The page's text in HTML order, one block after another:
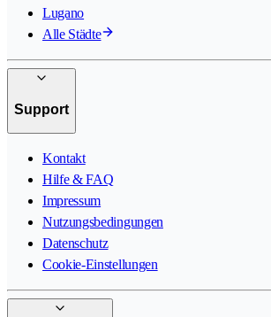
Lugano
Alle Städte
Support
Kontakt
Hilfe & FAQ
Impressum
Nutzungsbedingungen
Datenschutz
Cookie-Einstellungen